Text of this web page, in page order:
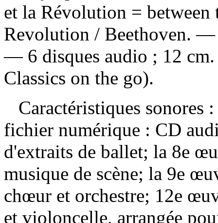
et la Révolution =
Revolution / Beethoven.
— 6 disques audio ; 12
Classics on the go).
Caractéristiques sonores
fichier numérique : CD
d'extraits de ballet; la 8e
musique de scène; la 9e
chœur et orchestre; 12e
et violoncelle, arrangée